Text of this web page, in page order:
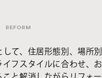
REFORM
て、住居形態別、場所別
イフスタイルに合わせ、お